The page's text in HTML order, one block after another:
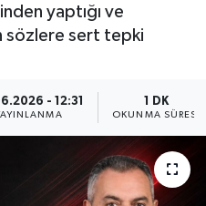
yaptığı ve
sözlere sert tepki
- 12:31 1 DK
OKUNMA SÜRESI